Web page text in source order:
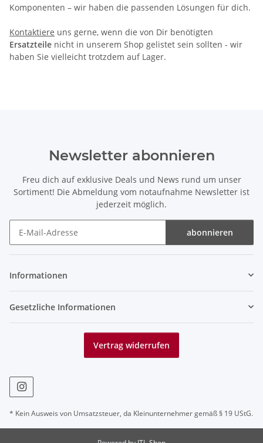
Komponenten – wir haben die passenden Lösungen für dich.
Kontaktiere uns gerne, wenn die von Dir benötigten
Ersatzteile nicht in unserem Shop gelistet sein sollten - wir
haben Sie vielleicht trotzdem auf Lager.
Newsletter abonnieren
Freu dich auf exklusive Deals und News rund um unser
Sortiment! Die Abmeldung vom notaufnahme Newsletter ist
jederzeit möglich.
abonnieren
Informationen
Gesetzliche Informationen
Vertrag widerrufen
* Kein Ausweis von Umsatzsteuer, da Kleinunternehmer gemäß § 19 UStG.